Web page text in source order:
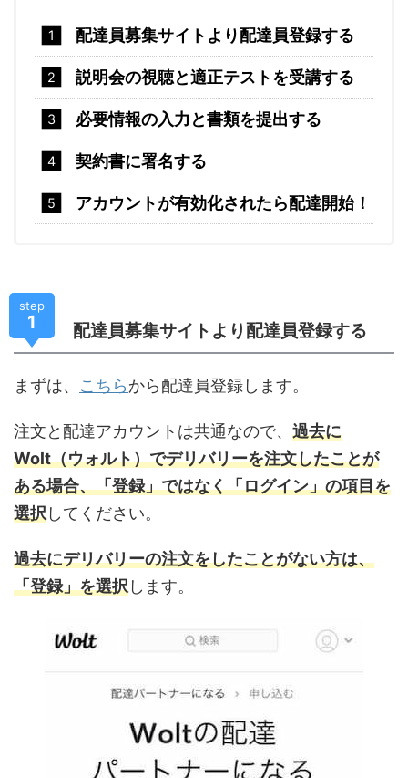
配達員募集サイトより配達員登録する
説明会の視聴と適正テストを受講する
必要情報の入力と書類を提出する
契約書に署名する
アカウントが有効化されたら配達開始！
step
1 配達員募集サイトより配達員登録する
まずは、 こちらから配達員登録します。
注文と配達アカウントは共通なので、 過去に
Wolt（ウォルト）でデリバリーを注文したことが
ある場合、「登録」ではなく「ログイン」の項目を
選択してください。
過去にデリバリーの注文をしたことがない方は、
「登録」を選択します。